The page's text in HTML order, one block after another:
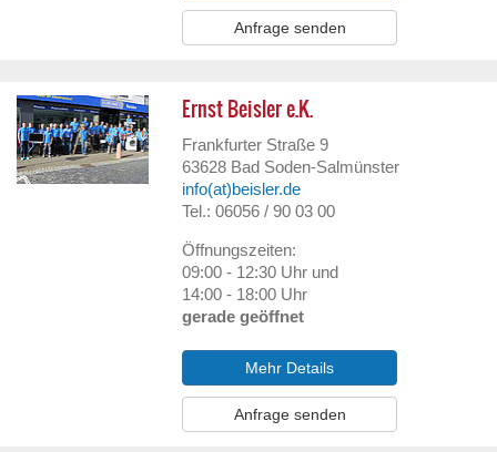
Anfrage senden
Ernst Beisler e.K.
Frankfurter Straße 9
63628 Bad Soden-Salmünster
info(at)beisler.de
Tel.: 06056 / 90 03 00
Öffnungszeiten:
09:00 - 12:30 Uhr und
14:00 - 18:00 Uhr
gerade geöffnet
Mehr Details
Anfrage senden